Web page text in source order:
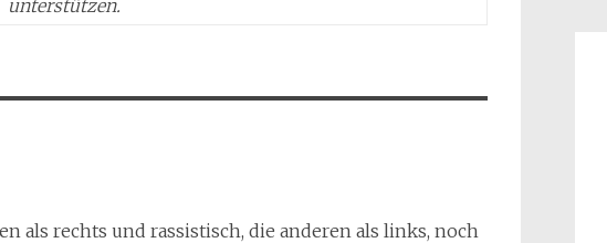
unterstützen.
als rechts und rassistisch, die anderen als links, noch